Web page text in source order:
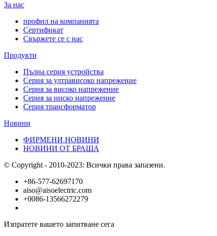
За нас
профил на компанията
Сертификат
Свържете се с нас
Продукти
Пълна серия устройства
Серия за ултрависоко напрежение
Серия за високо напрежение
Серия за ниско напрежение
Серия трансформатор
Новини
ФИРМЕНИ НОВИНИ
НОВИНИ ОТ БРАША
© Copyright - 2010-2023: Всички права запазени.
+86-577-62697170
aiso@aisoelectric.com
+0086-13566272279
Изпратете вашето запитване сега